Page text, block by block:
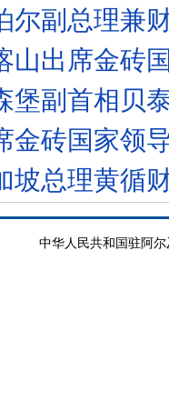
尔副总理兼
山出席金砖
堡副首相贝
金砖国家领
坡总理黄循
中华人民共和国驻阿